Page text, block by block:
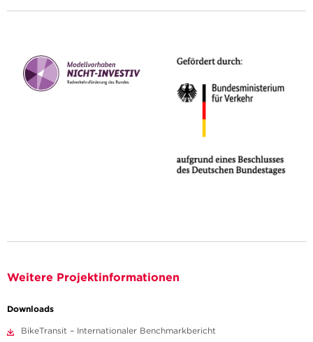
Weitere Projektinformationen
Downloads
BikeTransit – Internationaler Benchmarkbericht